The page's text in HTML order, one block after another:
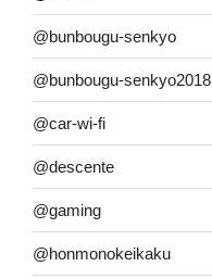
@bunbougu-senkyo
@bunbougu-senkyo2018
@car-wi-fi
@descente
@gaming
@honmonokeikaku